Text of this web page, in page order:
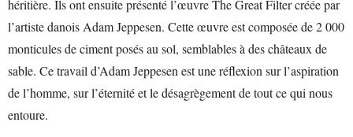
héritière. Ils ont ensuite présenté l’œuvre The Great Filter créée par
l’artiste danois Adam Jeppesen. Cette œuvre est composée de 2 000
monticules de ciment posés au sol, semblables à des châteaux de
sable. Ce travail d’Adam Jeppesen est une réflexion sur l’aspiration
de l’homme, sur l’éternité et le désagrègement de tout ce qui nous
entoure.